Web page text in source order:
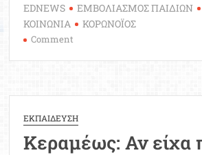
EDNEWS ΕΜΒΟΛΙΑΣΜΟΣ ΠΑΙΔΙΩΝ
ΚΟΙΝΩΝΙΑ
ΚΟΡΩΝΟΪΟΣ
Comment
έγκριση
για
εμβολιασμό
παιδιών
ΕΚΠΑΙΔΕΥΣΗ
Κεραμέως: Αν είχα